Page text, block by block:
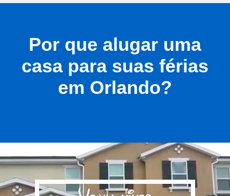
Por que alugar uma
casa para suas férias
em Orlando?